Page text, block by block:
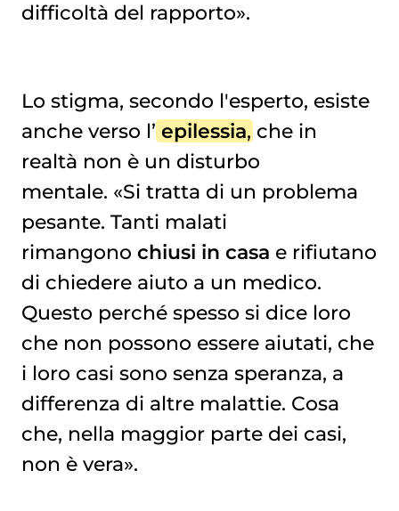
difficoltà del rapporto».
Lo stigma, secondo l'esperto, esiste
anche verso l’ epilessia, che in
realtà non è un disturbo
mentale. «Si tratta di un problema
pesante. Tanti malati
rimangono chiusi in casa e rifiutano
di chiedere aiuto a un medico.
Questo perché spesso si dice loro
che non possono essere aiutati, che
i loro casi sono senza speranza, a
differenza di altre malattie. Cosa
che, nella maggior parte dei casi,
non è vera».